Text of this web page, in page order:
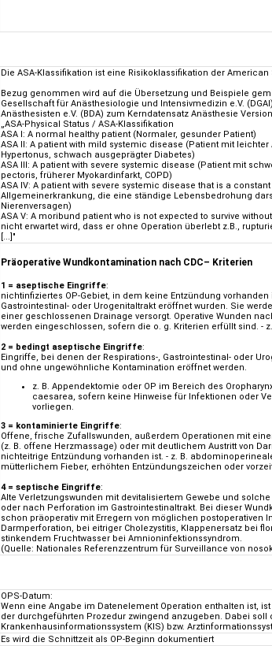
Die ASA-Klassifikation ist eine Risikoklassifikation der
Bezug genommen wird auf die Übersetzung und Beispiele
Gesellschaft für Anästhesiologie und Intensivmedizin e.V.
Anästhesisten e.V. (BDA) zum Kerndatensatz Anästhesie
„ASA-Physical Status / ASA-Klassifikation
ASA I: A normal healthy patient (Normaler, gesunder Patient)
ASA II: A patient with mild systemic disease (Patient mit
Hypertonus, schwach ausgeprägter Diabetes)
ASA III: A patient with severe systemic disease (Patient mit
pectoris, früherer Myokardinfarkt, COPD)
ASA IV: A patient with severe systemic disease that is a
Allgemeinerkrankung, die eine ständige Lebensbedrohung
Nierenversagen)
ASA V: A moribund patient who is not expected to survive
nicht erwartet wird, dass er ohne Operation überlebt z.B.,
[...]"
Präoperative Wundkontamination nach CDC– Kriterien
1 = aseptische Eingriffe:
nichtinfiziertes OP-Gebiet, in dem keine Entzündung
Gastrointestinal- oder Urogenitaltrakt eröffnet wurden. Sie
einer geschlossenen Drainage versorgt. Operative Wunden
werden eingeschlossen, sofern die o. g. Kriterien erfüllt sind. -
2 = bedingt aseptische Eingriffe:
Eingriffe, bei denen der Respirations-, Gastrointestinal- oder
und ohne ungewöhnliche Kontamination eröffnet werden.
z. B. Appendektomie oder OP im Bereich des
caesarea, sofern keine Hinweise für Infektionen oder
vorliegen.
3 = kontaminierte Eingriffe:
Offene, frische Zufallswunden, außerdem Operationen mit
(z. B. offene Herzmassage) oder mit deutlichem Austritt von
nichteitrige Entzündung vorhanden ist. - z. B.
mütterlichem Fieber, erhöhten Entzündungszeichen oder
4 = septische Eingriffe:
Alte Verletzungswunden mit devitalisiertem Gewebe und
oder nach Perforation im Gastrointestinaltrakt. Bei dieser
schon präoperativ mit Erregern von möglichen postoperativen
Darmperforation, bei eitriger Cholezystitis, Klappenersatz bei
stinkendem Fruchtwasser bei Amnioninfektionssyndrom.
(Quelle: Nationales Referenzzentrum für Surveillance von
OPS-Datum:
Wenn eine Angabe im Datenelement Operation enthalten ist,
der durchgeführten Prozedur zwingend anzugeben. Dabei soll
Krankenhausinformationssystem (KIS) bzw.
Es wird die Schnittzeit als OP-Beginn dokumentiert